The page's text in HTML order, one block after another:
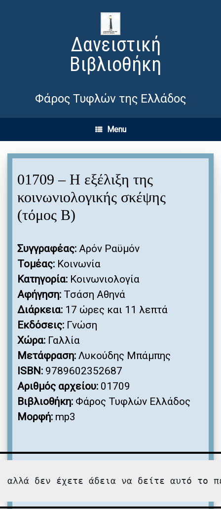
Δανειστική
Βιβλιοθήκη
Φάρος Τυφλών της Ελλάδος
Menu
01709 – Η εξέλιξη της
κοινωνιολογικής σκέψης
(τόμος Β)
Συγγραφέας: Αρόν Ραϋμόν
Τομέας: Κοινωνία
Κατηγορία: Κοινωνιολογία
Αφήγηση: Τσάση Αθηνά
Διάρκεια: 17 ώρες και 11 λεπτά
Εκδόσεις: Γνώση
Χώρα: Γαλλία
Μετάφραση: Λυκούδης Μπάμπης
ISBN: 9789602352687
Αριθμός αρχείου: 01709
Βιβλιοθήκη: Φάρος Τυφλών Ελλάδος
Μορφή: mp3
αλλά δεν έχετε άδεια να δείτε αυτό το